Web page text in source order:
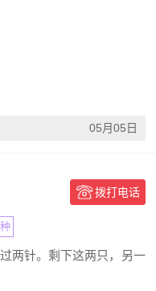
05月05日
拨打电话
两针。剩下这两只，另一